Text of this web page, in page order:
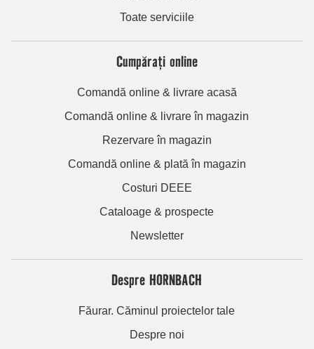
Toate serviciile
Cumpărați online
Comandă online & livrare acasă
Comandă online & livrare în magazin
Rezervare în magazin
Comandă online & plată în magazin
Costuri DEEE
Cataloage & prospecte
Newsletter
Despre HORNBACH
Făurar. Căminul proiectelor tale
Despre noi